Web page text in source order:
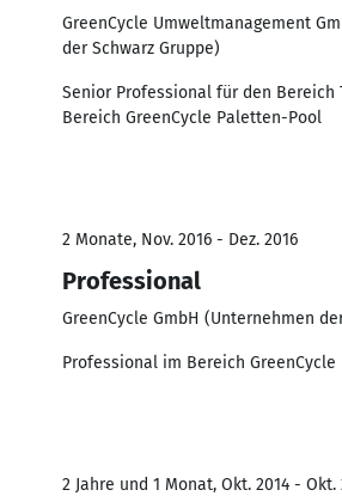
GreenCycle Umweltmanagement
der Schwarz Gruppe)
Senior Professional für den Bereich
Bereich GreenCycle Paletten-Pool
2 Monate, Nov. 2016 - Dez. 2016
Professional
GreenCycle GmbH (Unternehmen
Professional im Bereich
2 Jahre und 1 Monat, Okt. 2014 - Okt.